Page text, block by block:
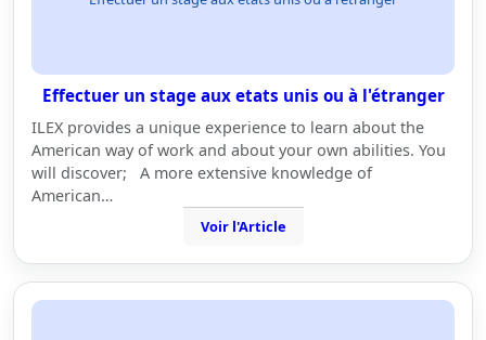
Effectuer un stage aux etats unis ou à l'étranger
ILEX provides a unique experience to learn about the
American way of work and about your own abilities. You
will discover; A more extensive knowledge of
American…
Voir l'Article